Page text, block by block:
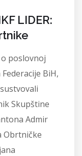
LIDER:
poslovnoj
BiH,
Skupštine
Admir
Obrtničke